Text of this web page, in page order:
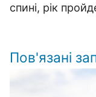
спині, рік
Пов'язані